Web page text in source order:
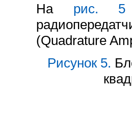
На рис. 5
(Quadrature
Рисунок 5.